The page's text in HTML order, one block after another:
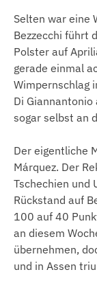
Selten war eine
Bezzecchi führt
Polster auf
gerade einmal
Wimpernschlag
Di Giannantonio
sogar selbst an
Der eigentliche
Márquez. Der
Tschechien und
Rückstand auf
100 auf 40
an diesem
übernehmen,
und in Assen